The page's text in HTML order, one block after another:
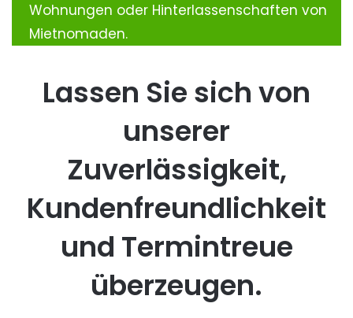
Wohnungen oder Hinterlassenschaften von
Mietnomaden.
Lassen Sie sich von
unserer
Zuverlässigkeit,
Kundenfreundlichkeit
und Termintreue
überzeugen.